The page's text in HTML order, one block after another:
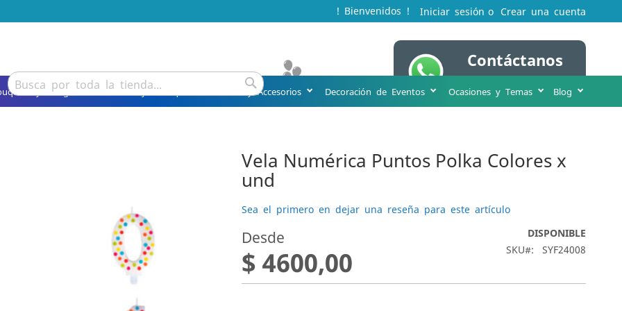
! Bienvenidos ! Iniciar sesión Crear una cuenta
Buscar
Buscar
Contáctanos
WA 316 231 8963
y Arreglos Detalles y Obsequios Fiesta y Accesorios Decoración de Eventos Ocasiones y Temas Blog
Vela Numérica Puntos Polka Colores x
und
Sea el primero en dejar una reseña para este artículo
Desde
$ 4600,00
DISPONIBLE
SKU SYF24008